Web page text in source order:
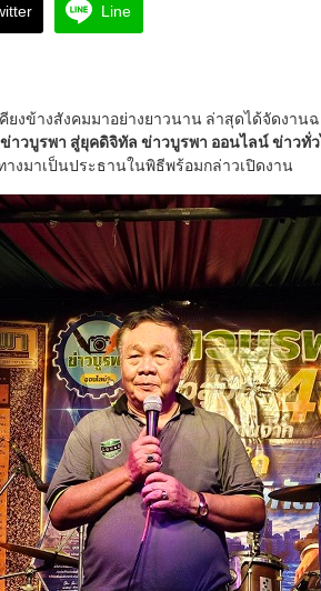
Line
ยงข้างสังคมมาอย่างยาวนาน ล่าสุดได้จัดงานฉ
าวบูรพา สู่ยุคดิจิทัล ข่าวบูรพา ออนไลน์ ข่าวทั่
างมาเป็นประธานในพิธีพร้อมกล่าวเปิดงาน